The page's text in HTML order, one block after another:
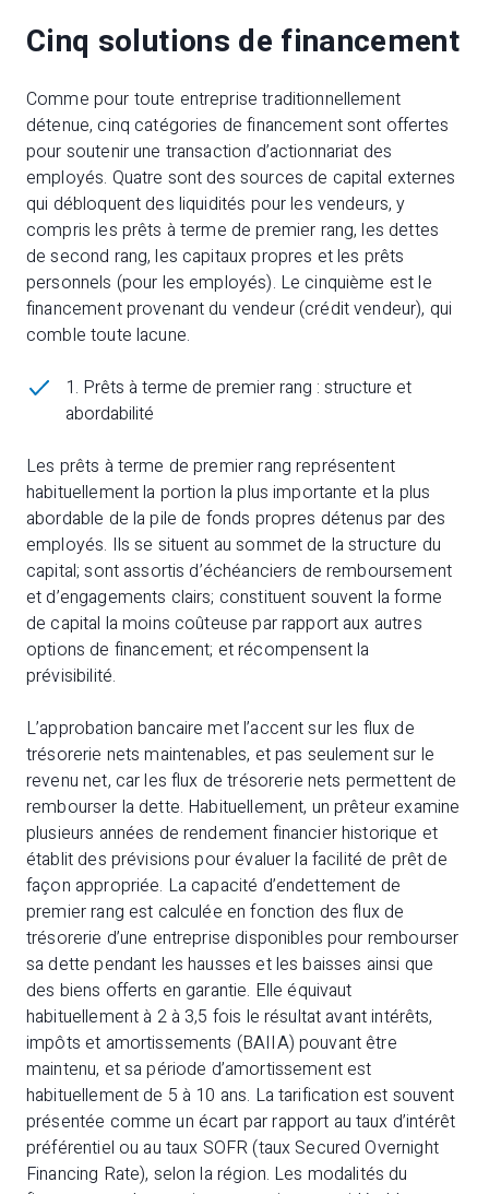
Cinq solutions de financement
Comme pour toute entreprise traditionnellement
détenue, cinq catégories de financement sont offertes
pour soutenir une transaction d’actionnariat des
employés. Quatre sont des sources de capital externes
qui débloquent des liquidités pour les vendeurs, y
compris les prêts à terme de premier rang, les dettes
de second rang, les capitaux propres et les prêts
personnels (pour les employés). Le cinquième est le
financement provenant du vendeur (crédit vendeur), qui
comble toute lacune.
1. Prêts à terme de premier rang : structure et
abordabilité
Les prêts à terme de premier rang représentent
habituellement la portion la plus importante et la plus
abordable de la pile de fonds propres détenus par des
employés. Ils se situent au sommet de la structure du
capital; sont assortis d’échéanciers de remboursement
et d’engagements clairs; constituent souvent la forme
de capital la moins coûteuse par rapport aux autres
options de financement; et récompensent la
prévisibilité.
L’approbation bancaire met l’accent sur les flux de
trésorerie nets maintenables, et pas seulement sur le
revenu net, car les flux de trésorerie nets permettent de
rembourser la dette. Habituellement, un prêteur examine
plusieurs années de rendement financier historique et
établit des prévisions pour évaluer la facilité de prêt de
façon appropriée. La capacité d’endettement de
premier rang est calculée en fonction des flux de
trésorerie d’une entreprise disponibles pour rembourser
sa dette pendant les hausses et les baisses ainsi que
des biens offerts en garantie. Elle équivaut
habituellement à 2 à 3,5 fois le résultat avant intérêts,
impôts et amortissements (BAIIA) pouvant être
maintenu, et sa période d’amortissement est
habituellement de 5 à 10 ans. La tarification est souvent
présentée comme un écart par rapport au taux d’intérêt
préférentiel ou au taux SOFR (taux Secured Overnight
Financing Rate), selon la région. Les modalités du